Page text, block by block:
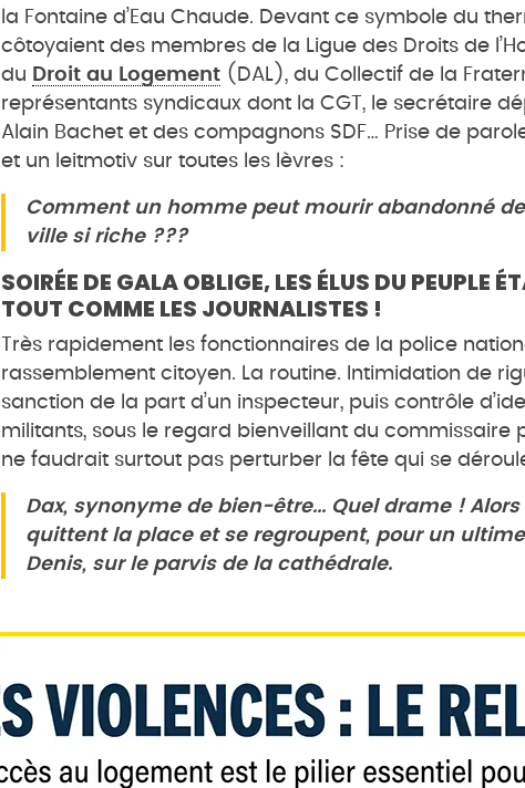
la Fontaine d’Eau Chaude. Devant ce symbole du
côtoyaient des membres de la Ligue des Droits de
du Droit au Logement (DAL), du Collectif de la
représentants syndicaux dont la CGT, le secrétaire
Alain Bachet et des compagnons SDF… Prise de
et un leitmotiv sur toutes les lèvres :
Comment un homme peut mourir abandonné
ville si riche ???
SOIRÉE DE GALA OBLIGE, LES ÉLUS DU PEUPLE
TOUT COMME LES JOURNALISTES !
Très rapidement les fonctionnaires de la police
rassemblement citoyen. La routine. Intimidation de
sanction de la part d’un inspecteur, puis contrôle
militants, sous le regard bienveillant du commissaire
ne faudrait surtout pas perturber la fête qui se
Dax, synonyme de bien-être... Quel drame !
quittent la place et se regroupent, pour un
Denis, sur le parvis de la cathédrale.